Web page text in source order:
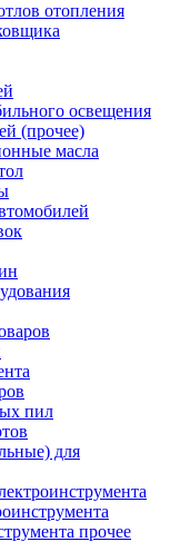
отопления
освещения
(прочее)
масла
пил
для
прочее